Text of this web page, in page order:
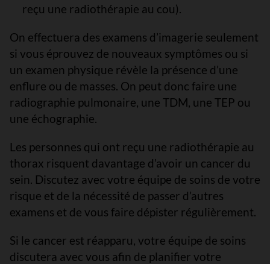
reçu une radiothérapie au cou).
On effectuera des examens d’imagerie seulement
si vous éprouvez de nouveaux symptômes ou si
un examen physique révèle la présence d’une
enflure ou de masses. On peut donc faire une
radiographie pulmonaire, une TDM, une TEP ou
une échographie.
Les personnes qui ont reçu une radiothérapie au
thorax risquent davantage d’avoir un cancer du
sein. Discutez avec votre équipe de soins de votre
risque et de la nécessité de passer d’autres
examens et de vous faire dépister régulièrement.
Si le cancer est réapparu, votre équipe de soins
discutera avec vous afin de planifier votre